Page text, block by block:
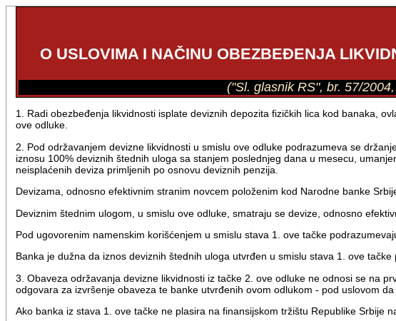
O USLOVIMA I NAČINU OBEZBEĐENJA
("Sl. glasnik RS", br. 57/
1. Radi obezbeđenja likvidnosti isplate deviznih depozita fizičkih lica kod banaka,
ove odluke.
2. Pod održavanjem devizne likvidnosti u smislu ove odluke podrazumeva se
iznosu 100% deviznih štednih uloga sa stanjem poslednjeg dana u mesecu,
neisplaćenih deviza primljenih po osnovu deviznih penzija.
Devizama, odnosno efektivnim stranim novcem položenim kod Narodne banke
Deviznim štednim ulogom, u smislu ove odluke, smatraju se devize, odnosno
Pod ugovorenim namenskim korišćenjem u smislu stava 1. ove tačke
Banka je dužna da iznos deviznih štednih uloga utvrđen u smislu stava 1. ove
3. Obaveza održavanja devizne likvidnosti iz tačke 2. ove odluke ne odnosi se na
odgovara za izvršenje obaveza te banke utvrđenih ovom odlukom - pod uslovom
Ako banka iz stava 1. ove tačke ne plasira na finansijskom tržištu Republike Srbije